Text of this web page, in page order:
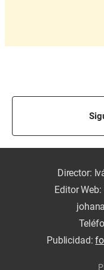
Director:
Editor
Publicidad: